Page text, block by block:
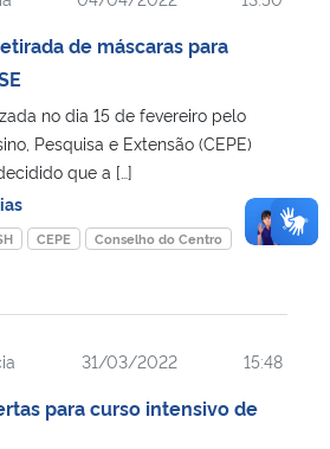
de máscaras para
no dia 15 de fevereiro pelo
Pesquisa e Extensão (CEPE)
que a […]
CEPE
Conselho do Centro
31/03/2022 15:48
para curso intensivo de